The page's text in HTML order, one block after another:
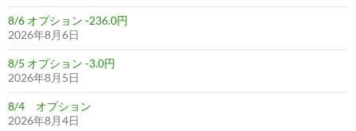
8/6 オプション -236.0円
2026年8月6日
8/5 オプション -3.0円
2026年8月5日
8/4 オプション
2026年8月4日